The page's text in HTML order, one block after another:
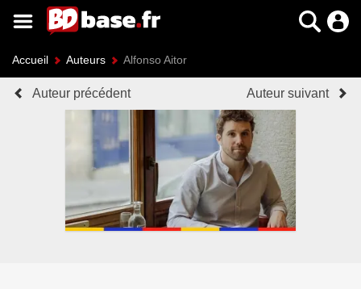
Accueil Auteurs Alfonso Aitor
Auteur précédent Auteur suivant